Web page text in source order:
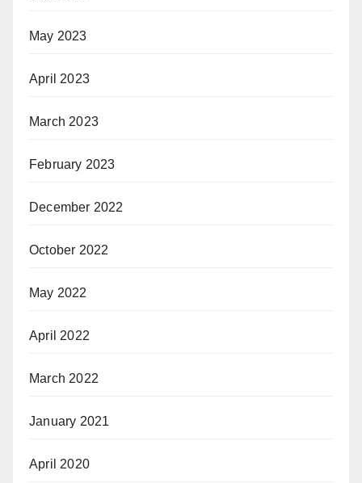
May 2023
April 2023
March 2023
February 2023
December 2022
October 2022
May 2022
April 2022
March 2022
January 2021
April 2020